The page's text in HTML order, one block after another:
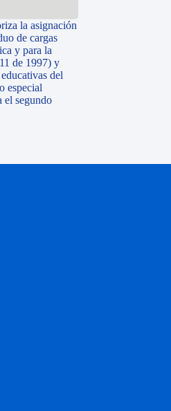
la asignación
de cargas
y para la
de 1997) y
del
especial
el segundo